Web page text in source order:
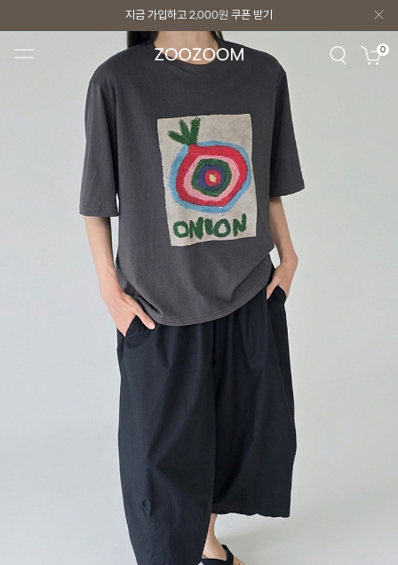
지금 가입하고 2,000원 쿠폰 받기
지금 가입하고 2,000원 쿠폰 받기 0